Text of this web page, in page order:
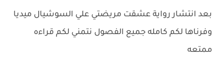
بعد انتشار رواية عشقت مريضتي علي السوشيال ميديا
وفرناها لكم كامله جميع الفصول نتمني لكم قراءه
ممتعه